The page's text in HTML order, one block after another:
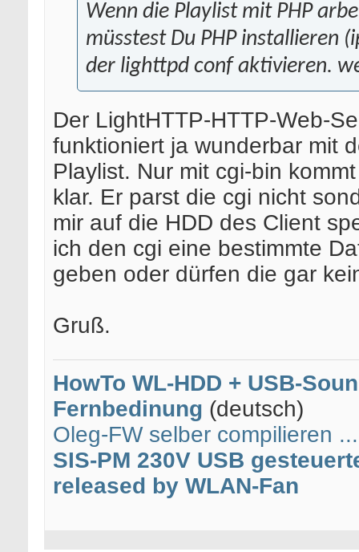
Wenn die Playlist mit PHP
müsstest Du PHP installieren
der lighttpd conf aktivieren.
Der LightHTTP-HTTP-Web-
funktioniert ja wunderbar mit
Playlist. Nur mit cgi-bin
klar. Er parst die cgi nicht
mir auf die HDD des Client
ich den cgi eine bestimmte
geben oder dürfen die gar
Gruß.
HowTo WL-HDD + USB-
Fernbedinung (deutsch)
Oleg-FW selber compilieren
SIS-PM 230V USB
released by WLAN-Fan